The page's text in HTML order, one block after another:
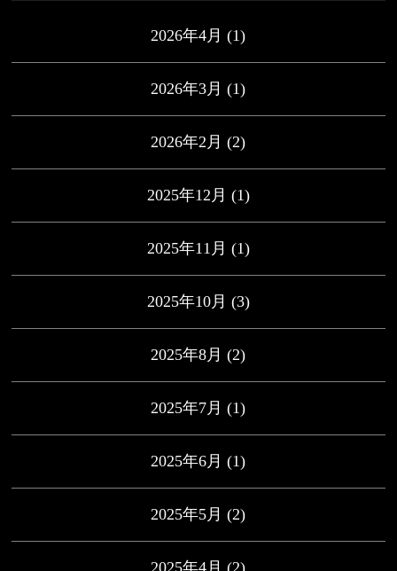
2026年4月 (1)
2026年3月 (1)
2026年2月 (2)
2025年12月 (1)
2025年11月 (1)
2025年10月 (3)
2025年8月 (2)
2025年7月 (1)
2025年6月 (1)
2025年5月 (2)
2025年4月 (2)